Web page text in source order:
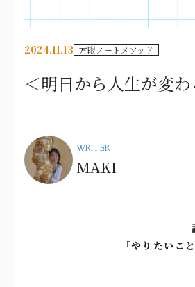
2024.11.13 方眼ノートメソッド
＜明日から人生が変
WRITER
MAKI
「やりたいこ